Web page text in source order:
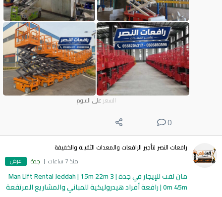
السعر على السوم
0
رافعات النصر لتأجير الرافعات والمعدات الثقيلة والخفيفة
منذ 7 ساعات
جدة عرض
مان لفت للإيجار في جدة | Man Lift Rental Jeddah | 15m 22m 3
0m 45m | رافعة أفراد هيدروليكية للمباني والمشاريع المرتفعة